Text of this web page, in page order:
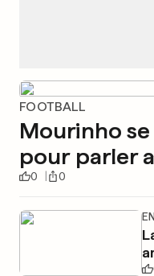
FOOTBALL
Mourinho
pour parler
0 0